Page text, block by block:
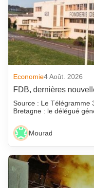
Economie4 Août. 2026
FDB, dernières
Source : Le Télégramme
Bretagne : le délégué
Mourad